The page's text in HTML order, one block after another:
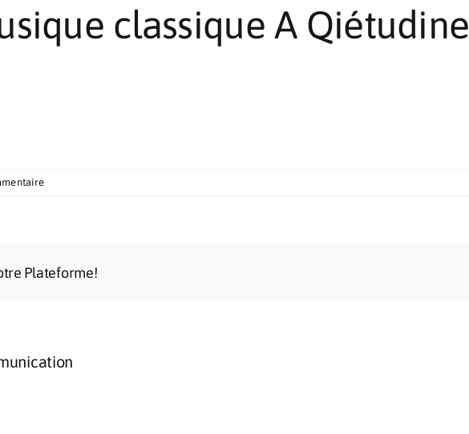
classique A Qiétudine
Plateforme!